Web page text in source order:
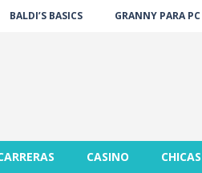
BALDI’S BASICS GRANNY PARA PC
CASINO CHICAS